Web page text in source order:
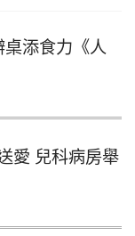
添食力《人
愛 兒科病房舉